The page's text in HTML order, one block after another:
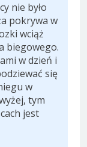
nie było
pokrywa w
wciąż
biegowego.
w dzień i
się
w
tym
jest